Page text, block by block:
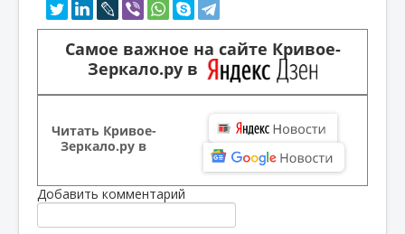
Самое важное на сайте Кривое-
Зеркало.ру в
Читать Кривое-
Зеркало.ру в
Добавить комментарий